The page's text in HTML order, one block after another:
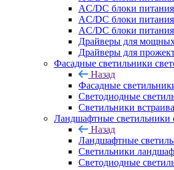
AC/DC блоки
AC/DC блоки
AC/DC блоки
Драйверы для мощных
Драйверы для
Фасадные светильники
Назад
Фасадные
Светодиодные
Светильники
Ландшафтные светильники
Назад
Ландшафтные
Светильники
Светодиодные